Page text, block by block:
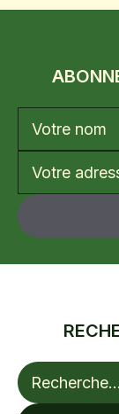
Rechercher :